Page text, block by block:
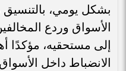
بشكل يومي، بالتنسيق
الأسواق وردع
إلى مستحقيه، مؤكدًا
الانضباط داخل